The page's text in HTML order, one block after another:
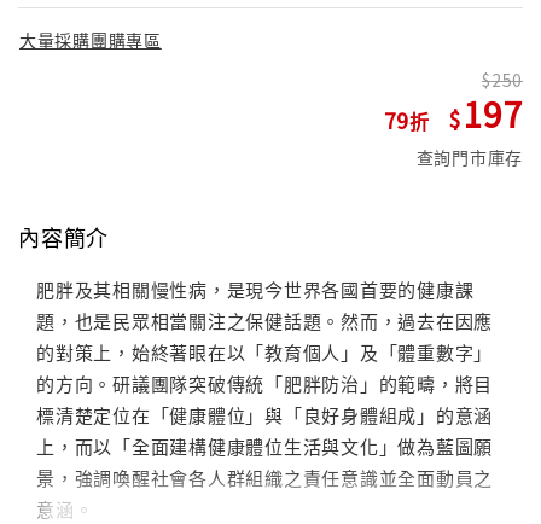
大量採購團購專區
79
250
197
查詢門市庫存
內容簡介
肥胖及其相關慢性病，是現今世界各國首要的健康課
題，也是民眾相當關注之保健話題。然而，過去在因應
的對策上，始終著眼在以「教育個人」及「體重數字」
的方向。研議團隊突破傳統「肥胖防治」的範疇，將目
標清楚定位在「健康體位」與「良好身體組成」的意涵
上，而以「全面建構健康體位生活與文化」做為藍圖願
景，強調喚醒社會各人群組織之責任意識並全面動員之
意涵。